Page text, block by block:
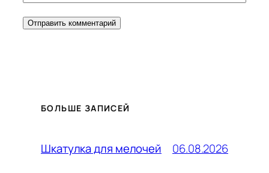
БОЛЬШЕ ЗАПИСЕЙ
Шкатулка для мелочей 06.08.2026